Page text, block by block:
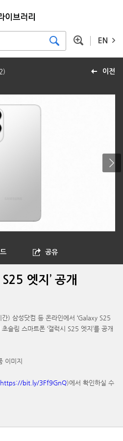
EN
이전
)
공유
엣지’ 공개
) 삼성닷컴 등 온라인에서 ‘Galaxy S25
슬림 스마트폰 ‘갤럭시 S25 엣지’를 공개
이미지
https://bit.ly/3Ff9GnQ)에서 확인하실 수